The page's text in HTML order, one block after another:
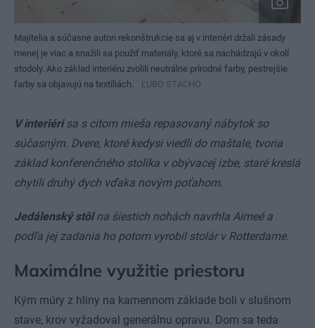
Majitelia a súčasne autori rekonštrukcie sa aj v interiéri držali zásady
menej je viac a snažili sa použiť materiály, ktoré sa nachádzajú v okolí
stodoly. Ako základ interiéru zvolili neutrálne prírodné farby, pestrejšie
farby sa objavujú na textíliách.
ĽUBO STACHO
V interiérisa s citom mieša repasovaný nábytok so
súčasným. Dvere, ktoré kedysi viedli do maštale, tvoria
základ konferenčného stolíka v obývacej izbe, staré kreslá
chytili druhý dych vďaka novým poťahom.
Jedálenský stôlna šiestich nohách navrhla Aimeé a
podľa jej zadania ho potom vyrobil stolár v Rotterdame.
Maximálne využitie priestoru
Kým múry z hliny na kamennom základe boli v slušnom
stave, krov vyžadoval generálnu opravu. Dom sa teda